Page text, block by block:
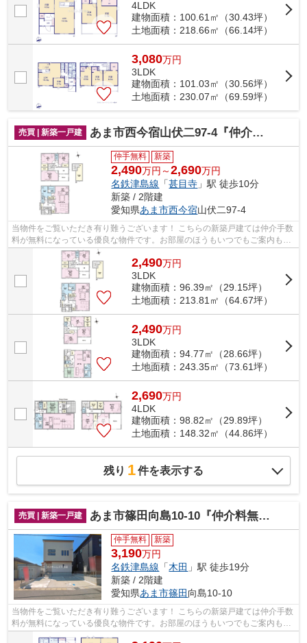
4LDK
建物面積：100.61㎡（30.43坪）
土地面積：218.66㎡（66.14坪）
3,080万円
3LDK
建物面積：101.03㎡（30.56坪）
土地面積：230.07㎡（69.59坪）
売買 | 新築一戸建 あま市西今宿山伏二97-4『仲介料無料』新築戸建て
仲手無料 新築
2,490万円～2,690万円
名鉄津島線 「甚目寺 」駅 徒歩10分
新築 / 2階建
愛知県あま市西今宿山伏二97-4
当物件をご覧いただき有り難うございます！ こちらの新築戸建ては仲介手数
料が無料になっている優良な物件です。お部屋のほうもいつでもご案内もさ
せて頂きますのでお気軽にお問合せ下...
2,490万円
3LDK
建物面積：96.39㎡（29.15坪）
土地面積：213.81㎡（64.67坪）
2,490万円
3LDK
建物面積：94.77㎡（28.66坪）
土地面積：243.35㎡（73.61坪）
2,690万円
4LDK
建物面積：98.82㎡（29.89坪）
土地面積：148.32㎡（44.86坪）
残り 1件を表示する
売買 | 新築一戸建 あま市篠田向島10-10『仲介料無料』新築戸建て
仲手無料 新築
3,190万円
名鉄津島線 「木田 」駅 徒歩19分
新築 / 2階建
愛知県あま市篠田 向島10-10
当物件をご覧いただき有り難うございます！ こちらの新築戸建ては仲介手数
料が無料になっている優良な物件です。お部屋のほうもいつでもご案内もさ
せて頂きますのでお気軽にお問合せ下...